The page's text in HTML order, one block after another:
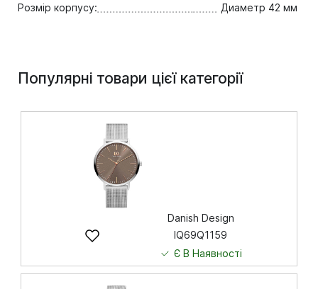
Розмір корпусу:
Диаметр 42 мм
Популярні товари цієї категорії
Danish Design
IQ69Q1159
Є В Наявності